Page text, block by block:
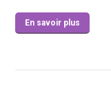
En savoir plus